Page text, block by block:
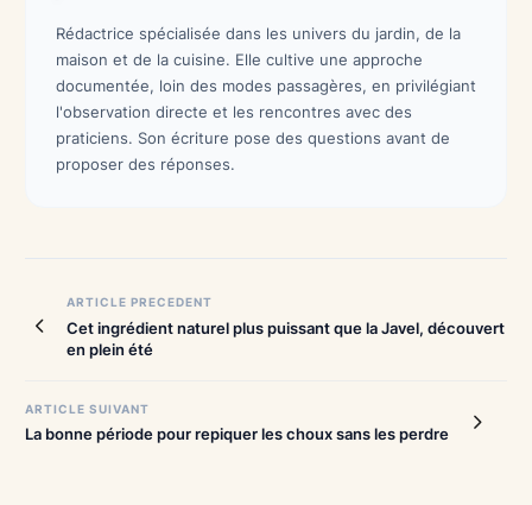
Rédactrice spécialisée dans les univers du jardin, de la
maison et de la cuisine. Elle cultive une approche
documentée, loin des modes passagères, en privilégiant
l'observation directe et les rencontres avec des
praticiens. Son écriture pose des questions avant de
proposer des réponses.
Navigation
de
l’article
ARTICLE PRECEDENT
Cet ingrédient naturel plus puissant que la Javel, découvert
en plein été
ARTICLE SUIVANT
La bonne période pour repiquer les choux sans les perdre